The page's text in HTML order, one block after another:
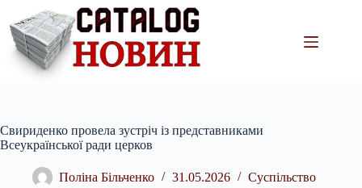
вмісту
Свириденко провела зустріч із представниками
Всеукраїнської ради церков
Поліна Більченко 31.05.2026 Суспільство